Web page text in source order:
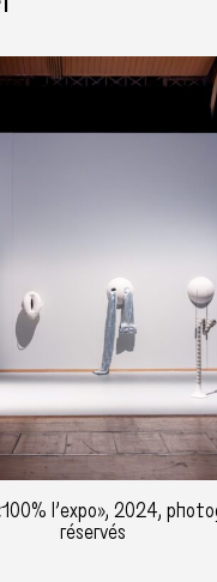
l’expo», 2024,
réservés